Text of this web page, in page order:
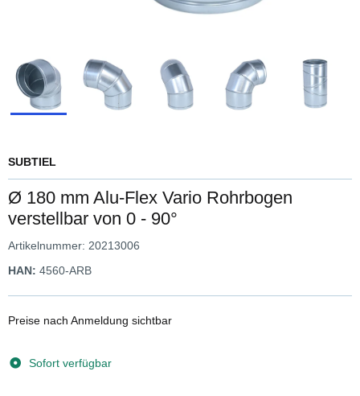
SUBTIEL
Ø 180 mm Alu-Flex Vario Rohrbogen
verstellbar von 0 - 90°
Artikelnummer: 20213006
HAN: 4560-ARB
Preise nach Anmeldung sichtbar
Sofort verfügbar